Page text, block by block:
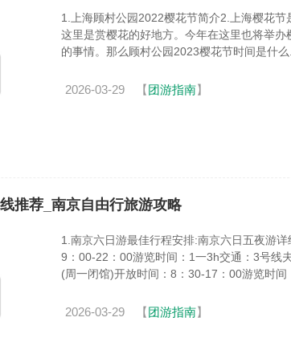
1.上海顾村公园2022樱花节简介2.上海樱花
这里是赏樱花的好地方。今年在这里也将举
的事情。那么顾村公园2023樱花节时间是什么
2026-03-29 【团游指南】
推荐_南京自由行旅游攻略
1.南京六日游最佳行程安排:南京六日五夜游
9：00-22：00游览时间：1一3h交通：3号线
(周一闭馆)开放时间：8：30-17：00游览时间
2026-03-29 【团游指南】